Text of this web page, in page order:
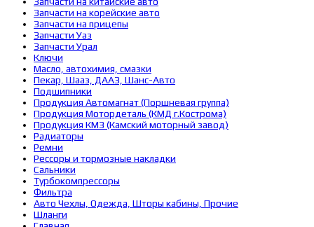
Запчасти на корейские авто
Запчасти на прицепы
Запчасти Уаз
Запчасти Урал
Ключи
Масло, автохимия, смазки
Пекар, Шааз, ДААЗ, Шанс-Авто
Подшипники
Продукция Автомагнат (Поршневая группа)
Продукция Мотордеталь (КМД г.Кострома)
Продукция КМЗ (Камский моторный завод)
Радиаторы
Ремни
Рессоры и тормозные накладки
Сальники
Турбокомпрессоры
Фильтра
Авто Чехлы, Одежда, Шторы кабины, Прочие
Шланги